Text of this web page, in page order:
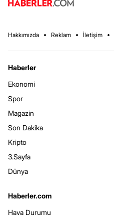
Hakkımızda Reklam İletişim
Haberler
Ekonomi
Spor
Magazin
Son Dakika
Kripto
3.Sayfa
Dünya
Haberler.com
Hava Durumu